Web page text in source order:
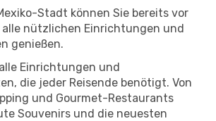
Stadt können Sie bereits vor
alle nützlichen Einrichtungen und
genießen.
Einrichtungen und
die jeder Reisende benötigt. Von
und Gourmet-Restaurants
Souvenirs und die neuesten